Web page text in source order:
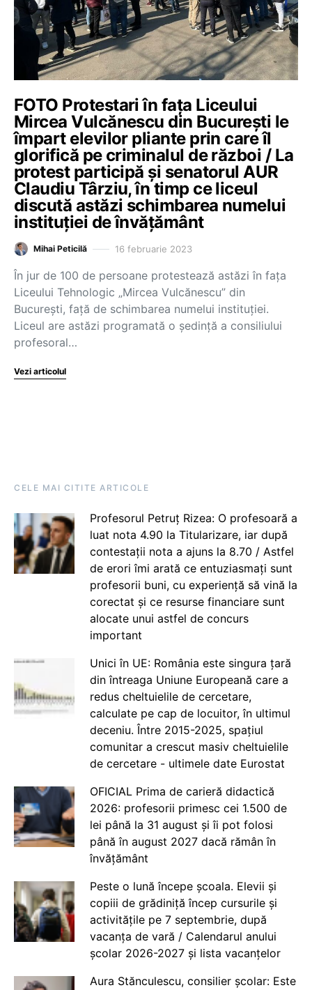
FOTO Protestari în fața Liceului
Mircea Vulcănescu din București le
împart elevilor pliante prin care îl
glorifică pe criminalul de război / La
protest participă și senatorul AUR
Claudiu Târziu, în timp ce liceul
discută astăzi schimbarea numelui
instituției de învățământ
Mihai Peticilă 16 februarie 2023
În jur de 100 de persoane protestează astăzi în fața
Liceului Tehnologic „Mircea Vulcănescu” din
București, față de schimbarea numelui instituției.
Liceul are astăzi programată o ședință a consiliului
profesoral…
Vezi articolul
CELE MAI CITITE ARTICOLE
Profesorul Petruț Rizea: O profesoară a
luat nota 4.90 la Titularizare, iar după
contestații nota a ajuns la 8.70 / Astfel
de erori îmi arată ce entuziasmați sunt
profesorii buni, cu experiență să vină la
corectat și ce resurse financiare sunt
alocate unui astfel de concurs
important
Unici în UE: România este singura țară
din întreaga Uniune Europeană care a
redus cheltuielile de cercetare,
calculate pe cap de locuitor, în ultimul
deceniu. Între 2015-2025, spațiul
comunitar a crescut masiv cheltuielile
de cercetare - ultimele date Eurostat
OFICIAL Prima de carieră didactică
2026: profesorii primesc cei 1.500 de
lei până la 31 august și îi pot folosi
până în august 2027 dacă rămân în
învățământ
Peste o lună începe școala. Elevii și
copiii de grădiniță încep cursurile și
activitățile pe 7 septembrie, după
vacanța de vară / Calendarul anului
școlar 2026-2027 și lista vacanțelor
Aura Stănculescu, consilier școlar: Este